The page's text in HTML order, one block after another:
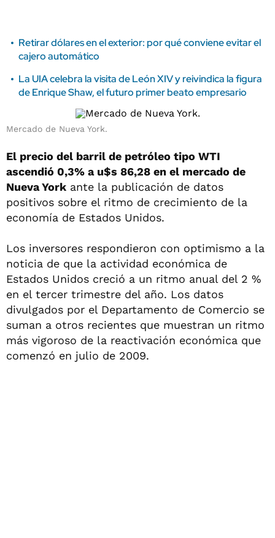
Retirar dólares en el exterior: por qué conviene evitar el
cajero automático
La UIA celebra la visita de León XIV y reivindica la figura
de Enrique Shaw, el futuro primer beato empresario
Mercado de Nueva York.
El precio del barril de petróleo tipo WTI
ascendió 0,3% a u$s 86,28 en el mercado de
Nueva York ante la publicación de datos
positivos sobre el ritmo de crecimiento de la
economía de Estados Unidos.
Los inversores respondieron con optimismo a la
noticia de que la actividad económica de
Estados Unidos creció a un ritmo anual del 2 %
en el tercer trimestre del año. Los datos
divulgados por el Departamento de Comercio se
suman a otros recientes que muestran un ritmo
más vigoroso de la reactivación económica que
comenzó en julio de 2009.